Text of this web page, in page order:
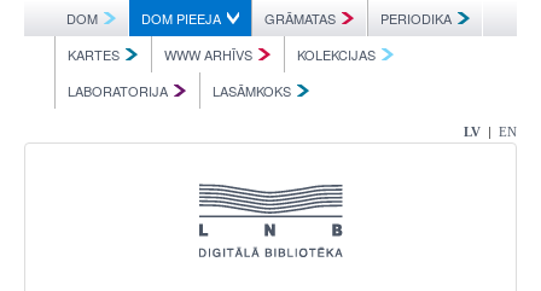
DOM DOM PIEEJA GRĀMATAS
PERIODIKA
KARTES
WWW ARHĪVS
KOLEKCIJAS
LABORATORIJA
LASĀMKOKS
LV | EN